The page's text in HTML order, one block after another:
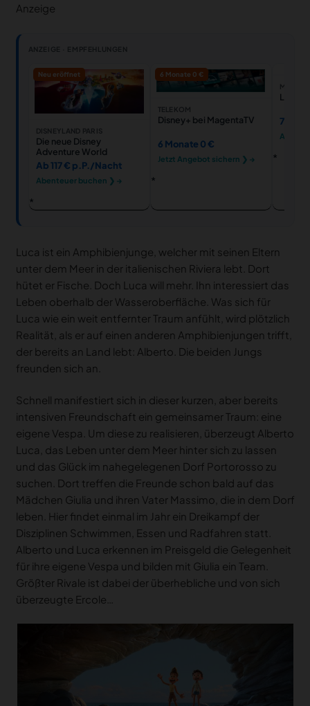
Anzeige
ANZEIGE · EMPFEHLUNGEN
Neu eröffnet
DISNEYLAND PARIS
Die neue Disney
Adventure World
Ab 117 € p.P./Nacht
Abenteuer buchen ❯ →
6 Monate 0 €
TELEKOM
Disney+ bei MagentaTV
6 Monate 0 €
Jetzt Angebot sichern ❯ →
Luca
7,99 €
Luca ist ein Amphibienjunge, welcher mit seinen Eltern
unter dem Meer in der italienischen Riviera lebt. Dort
hütet er Fische. Doch Luca will mehr. Ihn interessiert das
Leben oberhalb der Wasseroberfläche. Was sich für
Luca wie ein weit entfernter Traum anfühlt, wird plötzlich
Realität, als er auf einen anderen Amphibienjungen trifft,
der bereits an Land lebt: Alberto. Die beiden Jungs
freunden sich an.
Schnell manifestiert sich in dieser kurzen, aber bereits
intensiven Freundschaft ein gemeinsamer Traum: eine
eigene Vespa. Um diese zu realisieren, überzeugt Alberto
Luca, das Leben unter dem Meer hinter sich zu lassen
und das Glück im nahegelegenen Dorf Portorosso zu
suchen. Dort treffen die Freunde schon bald auf das
Mädchen Giulia und ihren Vater Massimo, die in dem Dorf
leben. Hier findet einmal im Jahr ein Dreikampf der
Disziplinen Schwimmen, Essen und Radfahren statt.
Alberto und Luca erkennen im Preisgeld die Gelegenheit
für ihre eigene Vespa und bilden mit Giulia ein Team.
Größter Rivale ist dabei der überhebliche und von sich
überzeugte Ercole…